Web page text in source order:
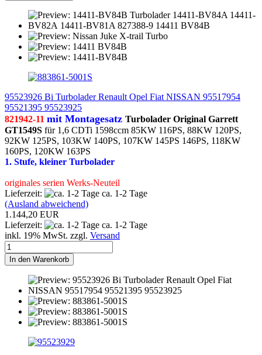
95523926 Bi Turbolader Renault Opel Fiat NISSAN 95517954
95521395 95523925
821942-11 mit Montagesatz Turbolader Original Garrett
GT1549S für 1,6 CDTi 1598ccm 85KW 116PS, 88KW 120PS,
92KW 125PS, 103KW 140PS, 107KW 145PS 146PS, 118KW
160PS, 120KW 163PS
1. Stufe, kleiner Turbolader
originales serien Werks-Neuteil
Lieferzeit:
ca. 1-2 Tage
(Ausland abweichend)
1.144,20 EUR
Lieferzeit:
ca. 1-2 Tage
inkl. 19% MwSt. zzgl. Versand
In den Warenkorb